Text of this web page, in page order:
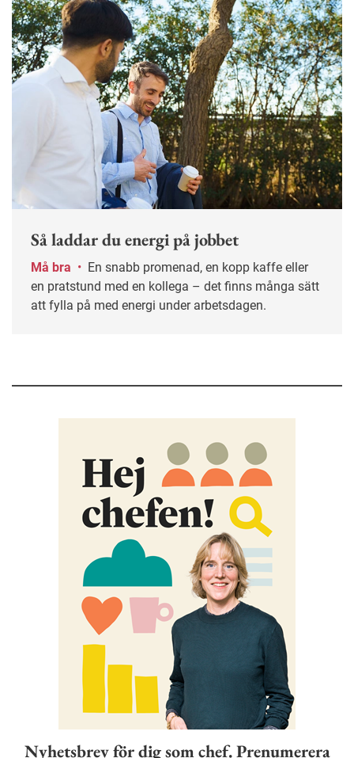
Så laddar du energi på jobbet
Må bra •
en pratstund med en kollega – det finns många sätt
att fylla på med energi under arbetsdagen.
Nyhetsbrev för dig som chef. Prenumerera